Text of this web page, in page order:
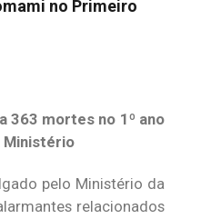
no Primeiro
363 mortes no 1º ano
Ministério
pelo Ministério da
relacionados